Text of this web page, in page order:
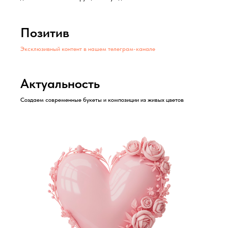
Позитив
Эксклюзивный контент в нашем телеграм-канале
Актуальность
Создаем современные букеты и композиции из живых цветов